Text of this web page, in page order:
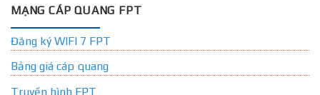
MẠNG CÁP QUANG FPT
Đăng ký WIFI 7 FPT
Bảng giá cáp quang
Truyền hình FPT